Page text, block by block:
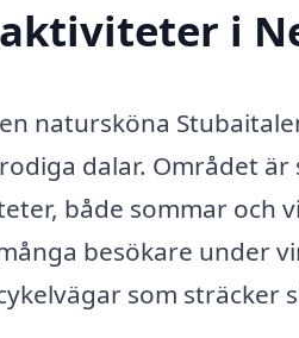
i
natursköna
dalar. Området
både sommar och
besökare under
som sträcker